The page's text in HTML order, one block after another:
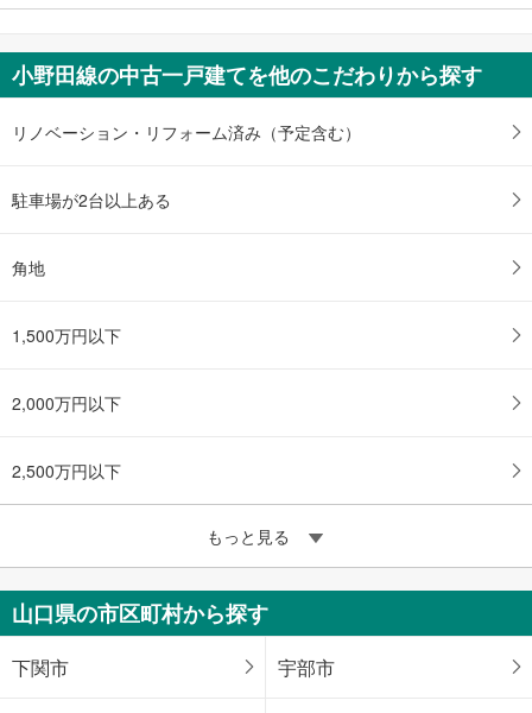
小野田線の中古一戸建てを他のこだわりから探す
リノベーション・リフォーム済み（予定含む）
駐車場が2台以上ある
角地
1,500万円以下
2,000万円以下
2,500万円以下
もっと見る
山口県の市区町村から探す
下関市 宇部市